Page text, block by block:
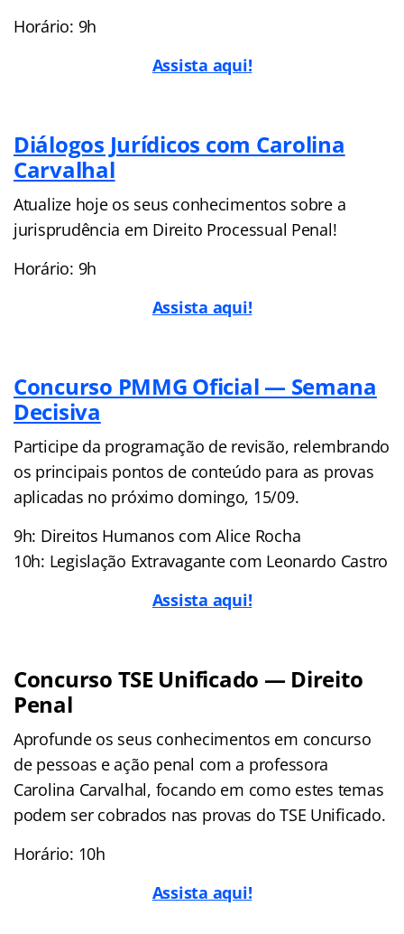
Horário: 9h
Assista aqui!
Diálogos Jurídicos com Carolina
Carvalhal
Atualize hoje os seus conhecimentos sobre a
jurisprudência em Direito Processual Penal!
Horário: 9h
Assista aqui!
Concurso PMMG Oficial — Semana
Decisiva
Participe da programação de revisão, relembrando
os principais pontos de conteúdo para as provas
aplicadas no próximo domingo, 15/09.
9h: Direitos Humanos com Alice Rocha
10h: Legislação Extravagante com Leonardo Castro
Assista aqui!
Concurso TSE Unificado — Direito
Penal
Aprofunde os seus conhecimentos em concurso
de pessoas e ação penal com a professora
Carolina Carvalhal, focando em como estes temas
podem ser cobrados nas provas do TSE Unificado.
Horário: 10h
Assista aqui!